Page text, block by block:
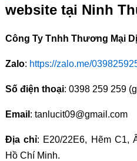
website tại Ninh
Công Ty Tnhh Thương Mại
Zalo: https://zalo.me/
Số điện thoại: 0398 259 259
Email : tanlucit09@gmail.com
Địa chỉ: E20/22E6, Hẽm C1,
Hồ Chí Minh.